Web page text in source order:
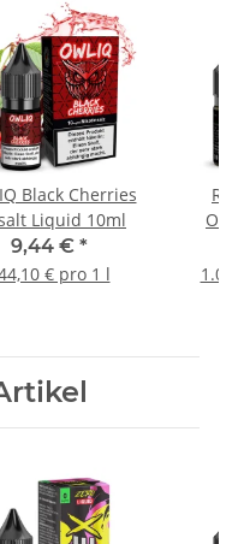
Black Cherries
Liquid 10ml
9,44 € *
€ pro 1 l